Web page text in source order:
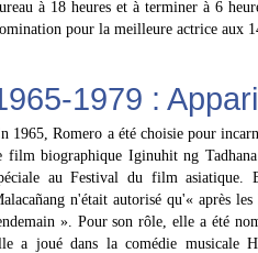
à 18 heures et à terminer à 6
pour la meilleure actrice aux
1979 :
1965, Romero a été choisie pour
film biographique Iginuhit ng
au Festival du film asiatique.
n'était autorisé qu'« après
». Pour son rôle, elle a été
a joué dans la comédie musicale